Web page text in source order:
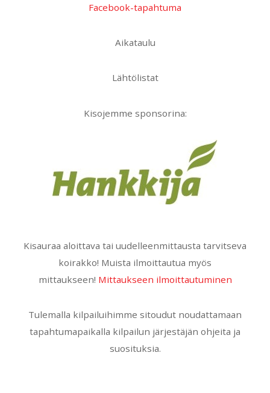
Facebook-tapahtuma
Aikataulu
Lähtölistat
Kisojemme sponsorina:
Kisauraa aloittava tai uudelleenmittausta tarvitseva
koirakko! Muista ilmoittautua myös
mittaukseen! Mittaukseen ilmoittautuminen
Tulemalla kilpailuihimme sitoudut noudattamaan
tapahtumapaikalla kilpailun järjestäjän ohjeita ja
suosituksia.